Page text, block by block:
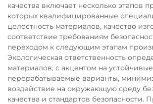
качества включает несколько этапов
которых квалифицированные
целостность материалов, качество
соответствие требованиям
переходом к следующим этапам
Экологическая ответственность
материалов, с акцентом на
перерабатываемые варианты,
воздействие на окружающую среду
качества и стандартов безопасности.